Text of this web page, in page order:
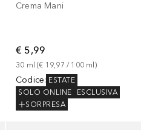
Crema Mani
€ 5,99
30 ml (€ 19,97 / 100 ml )
Codice: ESTATE
SOLO ONLINE
ESCLUSIVA
SORPRESA